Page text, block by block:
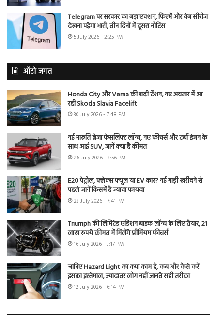
Telegram पर सरकार का बड़ा एक्शन, फिल्में और वेब सीरीज
देखना पड़ेगा भारी, तीन दिनों में दूसरा नोटिस
5 July 2026 - 2:25 PM
ऑटो जगत
Honda City और Verna की बढ़ी टेंशन, नए अवतार में आ
रही Skoda Slavia Facelift
30 July 2026 - 7:48 PM
नई मारुति ब्रेजा फेसलिफ्ट लॉन्च, नए फीचर्स और टर्बो इंजन के
साथ आई SUV, जानें क्या है कीमत
26 July 2026 - 3:56 PM
E20 पेट्रोल, फ्लेक्स फ्यूल या EV कार? नई गाड़ी खरीदने से
पहले जानें किसमें है ज्यादा फायदा
23 July 2026 - 7:41 PM
Triumph की लिमिटेड एडिशन बाइक लॉन्च के लिए तैयार, 21
लाख रुपये कीमत में मिलेंगे प्रीमियम फीचर्स
16 July 2026 - 3:17 PM
जानिए Hazard Light का क्या काम है, कब और कैसे करें
इसका इस्तेमाल, ज्यादातर लोग नहीं जानते सही तरीका
12 July 2026 - 6:14 PM